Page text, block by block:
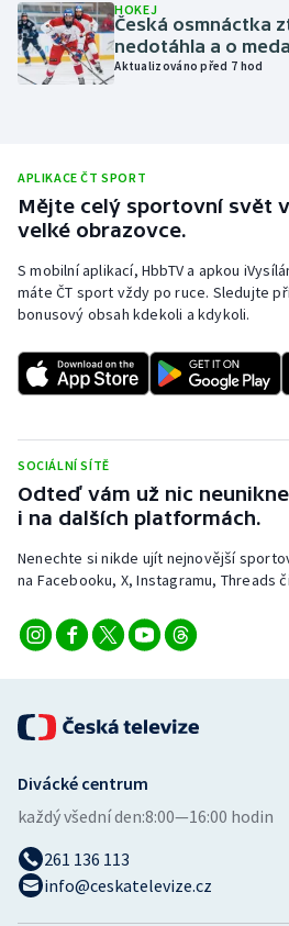
Parasport
Plavání
Ragby
Rychlobruslení
Rychlostní kanoistika
Sportovní střelba
Stolní tenis
Triatlon
Veslování
Volejbal
HOKEJ
Česká osmnáctka
nedotáhla a o
Aktualizováno před 7 hod
APLIKACE ČT SPORT
Mějte celý sportovní svět
velké obrazovce.
S mobilní aplikací, HbbTV a apkou
máte ČT sport vždy po ruce. Sledujte
bonusový obsah kdekoli a kdykoli.
SOCIÁLNÍ SÍTĚ
Odteď vám už nic
i na dalších platformách.
Nenechte si nikde ujít nejnovější
na Facebooku, X, Instagramu, Threads
Divácké centrum
každý všední den:8:00—16:00 hodin
261 136 113
info@ceskatelevize.cz